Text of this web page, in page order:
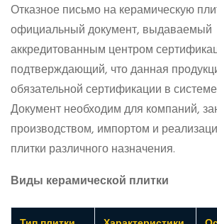
Отказное письмо на керамическую
официальный документ, выдаваемый
аккредитованным центром
подтверждающий, что данная
обязательной сертификации в
Документ необходим для компаний,
производством, импортом и
плитки различного назначения.
Виды керамической плитки